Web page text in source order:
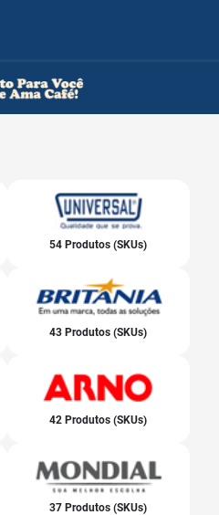
54 Produtos (SKUs)
43 Produtos (SKUs)
42 Produtos (SKUs)
37 Produtos (SKUs)